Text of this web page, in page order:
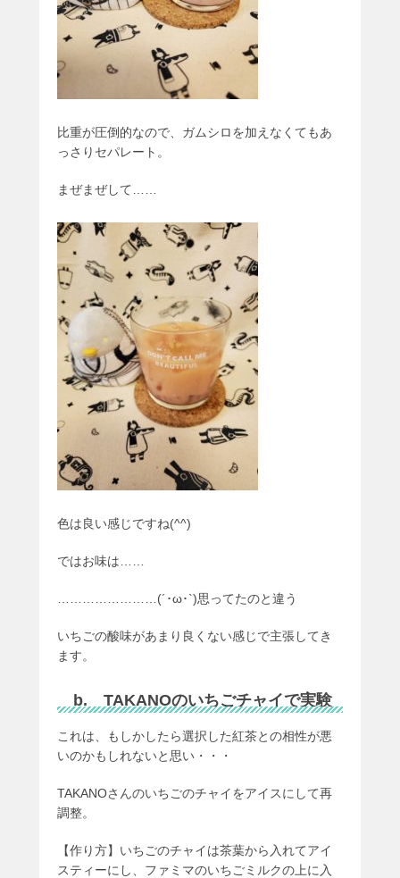
比重が圧倒的なので、ガムシロを加えなくてもあ
っさりセパレート。
まぜまぜして……
色は良い感じですね(^^)
ではお味は……
……………………(´･ω･`)思ってたのと違う
いちごの酸味があまり良くない感じで主張してき
ます。
b. TAKANOのいちごチャイで実験
これは、もしかしたら選択した紅茶との相性が悪
いのかもしれないと思い・・・
TAKANOさんのいちごのチャイをアイスにして再
調整。
【作り方】いちごのチャイは茶葉から入れてアイ
スティーにし、ファミマのいちごミルクの上に入